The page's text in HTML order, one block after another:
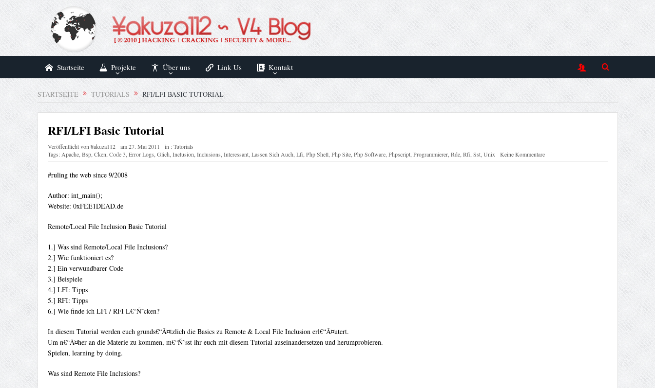
Startseite Projekte Über uns Link Us Kontakt
STARTSEITE TUTORIALS RFI/LFI BASIC TUTORIAL
RFI/LFI Basic Tutorial
Veröffentlicht von¥akuza112 am27. Mai 2011 in :Tutorials
Tags:Apache,Bsp,Cken,Code 3,Error Logs,Glich,Inclusion,Inclusions,Interessant,Lassen Sich Auch,Lfi,Php Shell,Php Site,Php Software,Phpscript,Programmierer,Rde,Rfi,Sst,Unix Keine Kommentare
#ruling the web since 9/2008
Author: int_main();
Website: 0xFEE1DEAD.de
Remote/Local File Inclusion Basic Tutorial
1.] Was sind Remote/Local File Inclusions?
2.] Wie funktioniert es?
2.] Ein verwundbarer Code
3.] Beispiele
4.] LFI: Tipps
5.] RFI: Tipps
6.] Wie finde ich LFI / RFI L€“Ñ˜cken?
In diesem Tutorial werden euch grunds€“Â¤tzlich die Basics zu Remote & Local File Inclusion erl€“Â¤utert.
Um n€“Â¤her an die Materie zu kommen, m€“Ñ˜sst ihr euch mit diesem Tutorial auseinandersetzen und herumprobieren.
Spielen, learning by doing.
Was sind Remote File Inclusions?